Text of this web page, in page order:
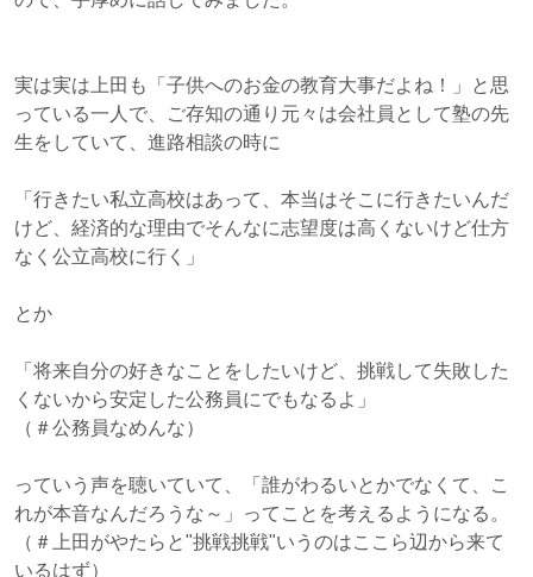
実は実は上田も「子供へのお金の教育大事だよね！」と思
っている一人で、ご存知の通り元々は会社員として塾の先
生をしていて、進路相談の時に
「行きたい私立高校はあって、本当はそこに行きたいんだ
けど、経済的な理由でそんなに志望度は高くないけど仕方
なく公立高校に行く」
とか
「将来自分の好きなことをしたいけど、挑戦して失敗した
くないから安定した公務員にでもなるよ」
（＃公務員なめんな）
っていう声を聴いていて、「誰がわるいとかでなくて、こ
れが本音なんだろうな～」ってことを考えるようになる。
（＃上田がやたらと"挑戦挑戦"いうのはここら辺から来て
いるはず）